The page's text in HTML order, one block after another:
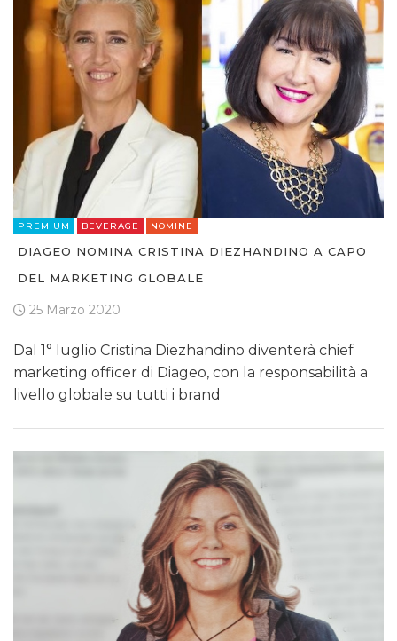
PREMIUM BEVERAGE NOMINE
DIAGEO NOMINA CRISTINA DIEZHANDINO A CAPO
DEL MARKETING GLOBALE
25 Marzo 2020
Dal 1° luglio Cristina Diezhandino diventerà chief
marketing officer di Diageo, con la responsabilità a
livello globale su tutti i brand